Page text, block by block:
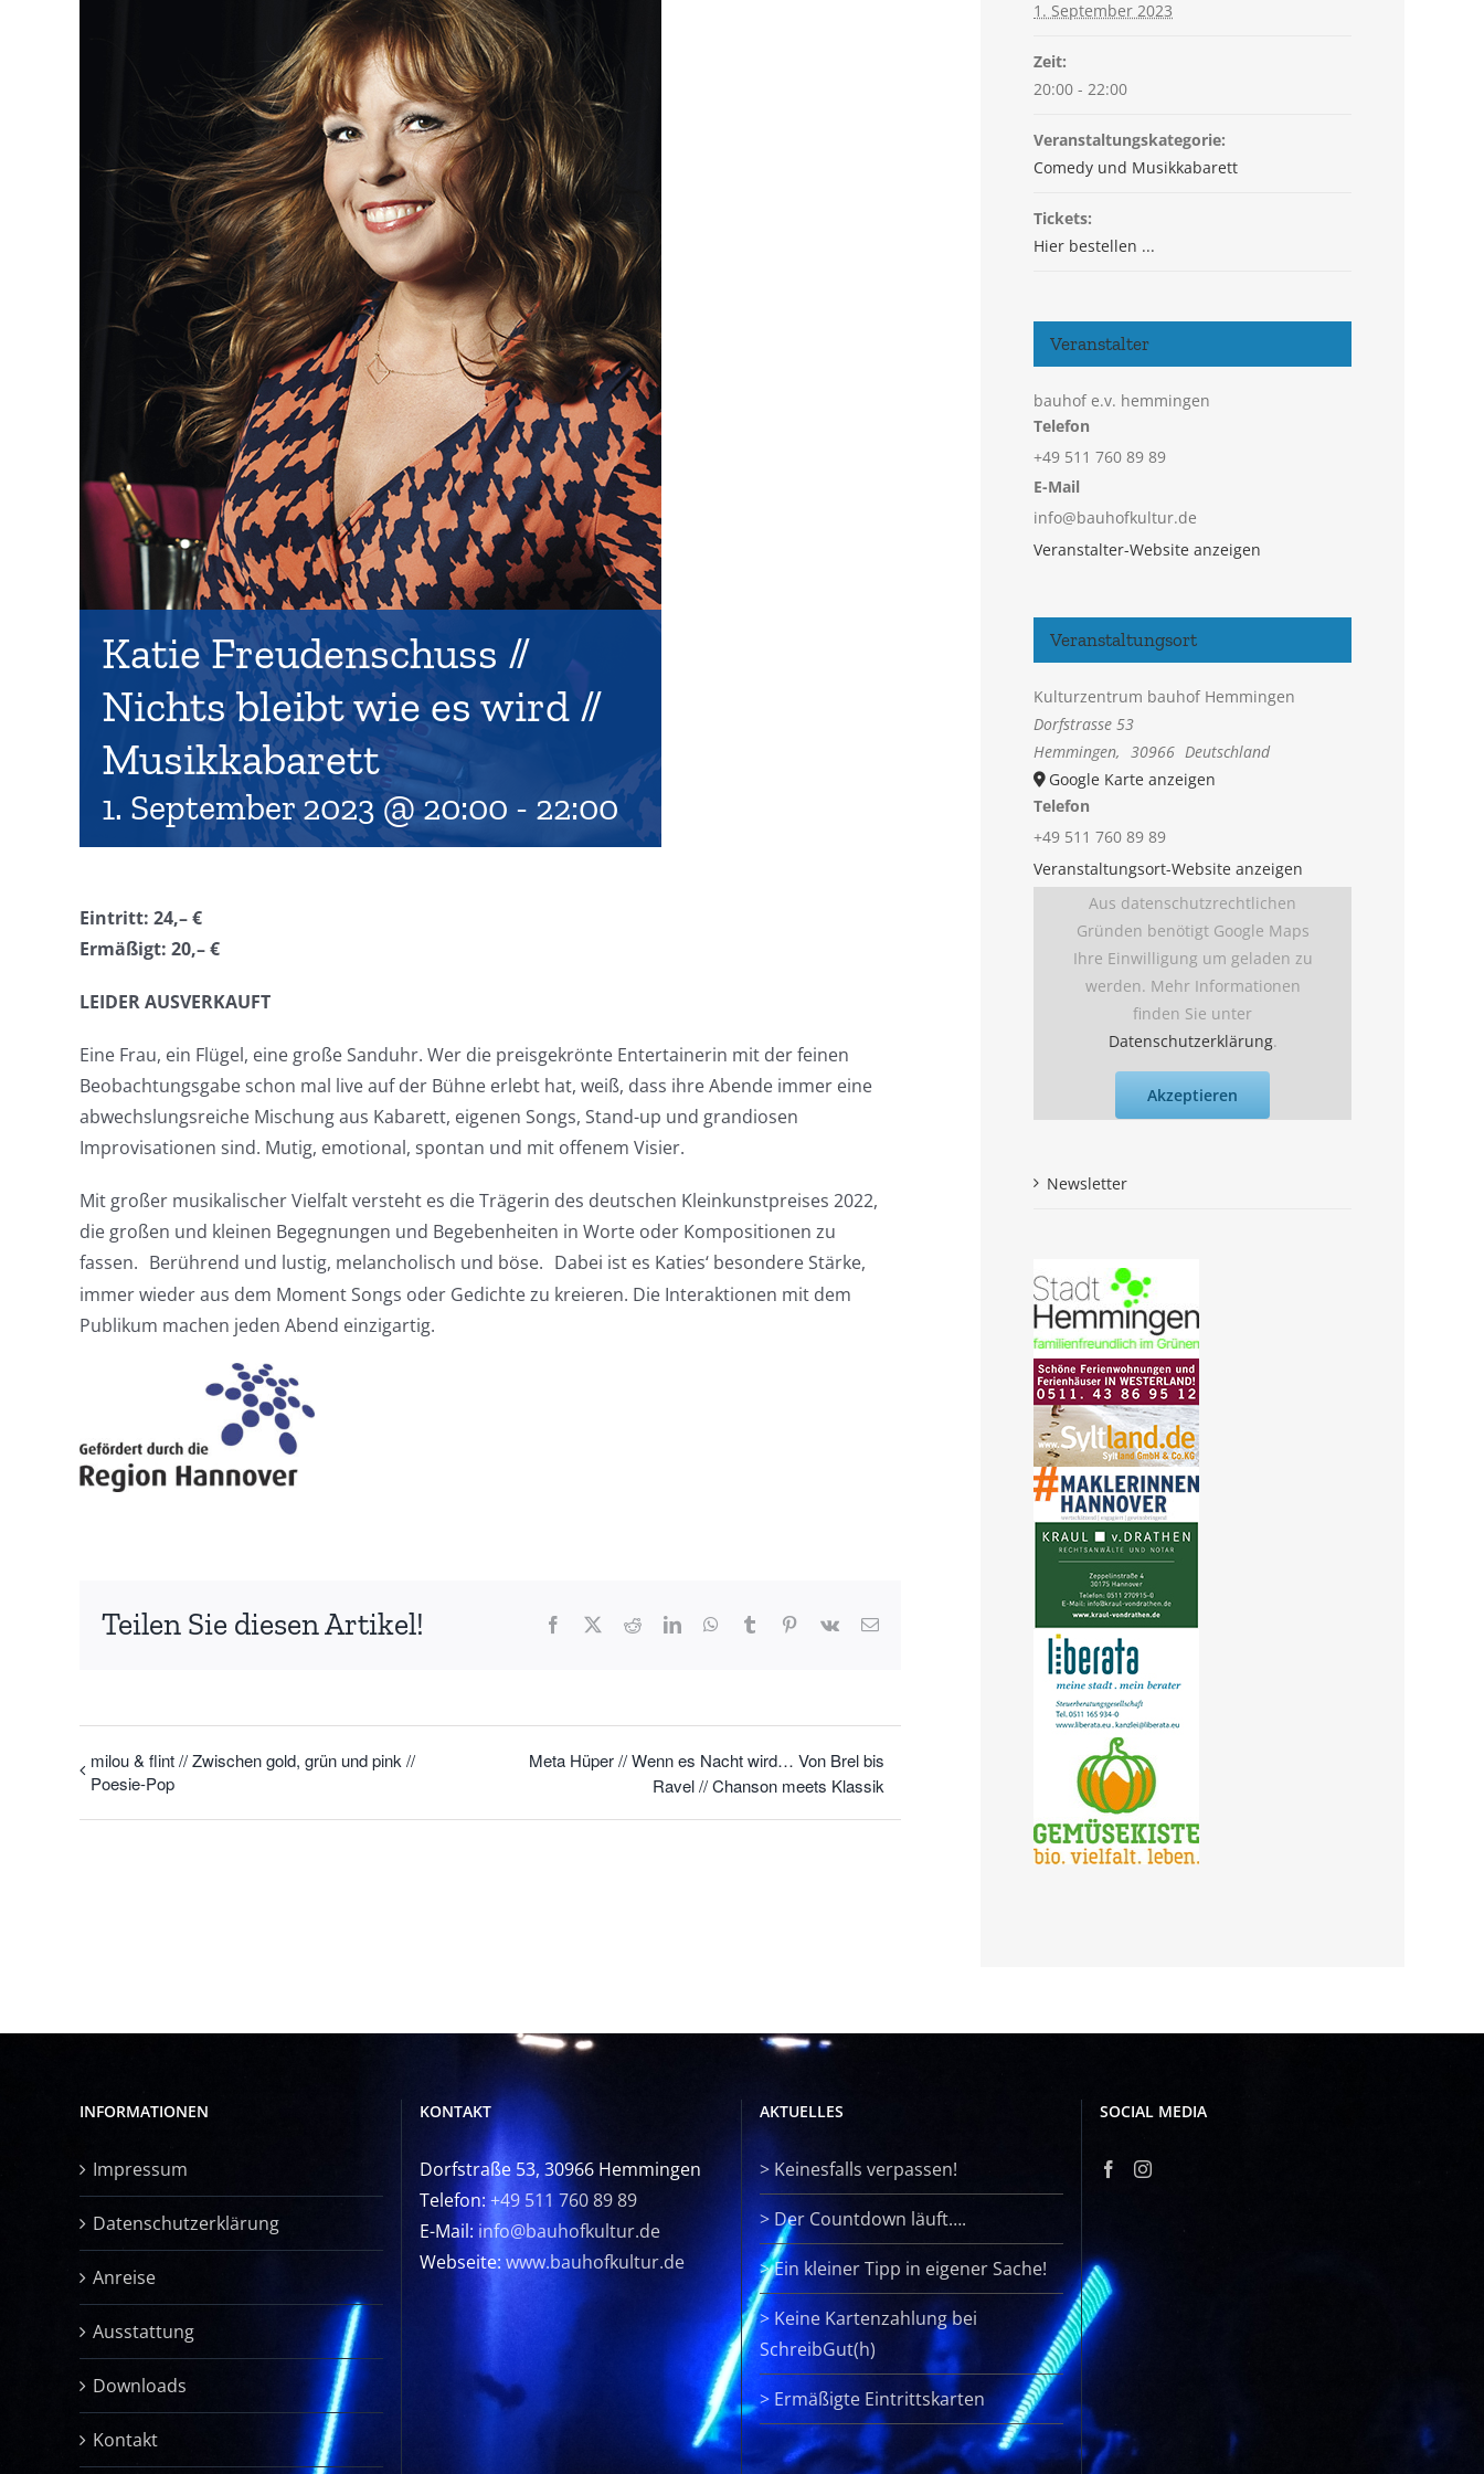
Katie Freudenschuss //
Nichts bleibt wie es wird //
Musikkabarett
1. September 2023 @ 20:00 - 22:00
Eintritt: 24,– €
Ermäßigt: 20,– €
LEIDER AUSVERKAUFT
Eine Frau, ein Flügel, eine große Sanduhr. Wer die preisgekrönte Entertainerin mit der feinen
Beobachtungsgabe schon mal live auf der Bühne erlebt hat, weiß, dass ihre Abende immer eine
abwechslungsreiche Mischung aus Kabarett, eigenen Songs, Stand-up und grandiosen
Improvisationen sind. Mutig, emotional, spontan und mit offenem Visier.
Mit großer musikalischer Vielfalt versteht es die Trägerin des deutschen Kleinkunstpreises 2022,
die großen und kleinen Begegnungen und Begebenheiten in Worte oder Kompositionen zu
fassen. Berührend und lustig, melancholisch und böse. Dabei ist es Katies‘ besondere Stärke,
immer wieder aus dem Moment Songs oder Gedichte zu kreieren. Die Interaktionen mit dem
Publikum machen jeden Abend einzigartig.
Teilen Sie diesen Artikel! Facebook RedditLinkedInWhatsApp
Tumblr Pinterest
Vk
E-
milou & flint // Zwischen gold, grün und pink //
Poesie-Pop
Meta Hüper // Wenn es Nacht wird… Von Brel bis
Ravel // Chanson meets Klassik
1. September 2023
Zeit:
20:00 - 22:00
Veranstaltungskategorie:
Comedy und Musikkabarett
Tickets:
Hier bestellen ...
Veranstalter
bauhof e.v. hemmingen
Telefon
+49 511 760 89 89
E-Mail
info@bauhofkultur.de
Veranstalter-Website anzeigen
Veranstaltungsort
Kulturzentrum bauhof Hemmingen
Dorfstrasse 53
Hemmingen, 30966 Deutschland
Google Karte anzeigen
Telefon
+49 511 760 89 89
Veranstaltungsort-Website anzeigen
Aus datenschutzrechtlichen
Gründen benötigt Google Maps
Ihre Einwilligung um geladen zu
werden. Mehr Informationen
finden Sie unter
Datenschutzerklärung.
Akzeptieren
Newsletter
INFORMATIONEN
Impressum
Datenschutzerklärung
Anreise
Ausstattung
Downloads
Kontakt
KONTAKT
Dorfstraße 53, 30966 Hemmingen
Telefon: +49 511 760 89 89
E-Mail: info@bauhofkultur.de
Webseite: www.bauhofkultur.de
AKTUELLES
> Keinesfalls verpassen!
>Der Countdown läuft….
>Ein kleiner Tipp in eigener Sache!
> Keine Kartenzahlung bei
SchreibGut(h)
> Ermäßigte Eintrittskarten
SOCIAL MEDIA